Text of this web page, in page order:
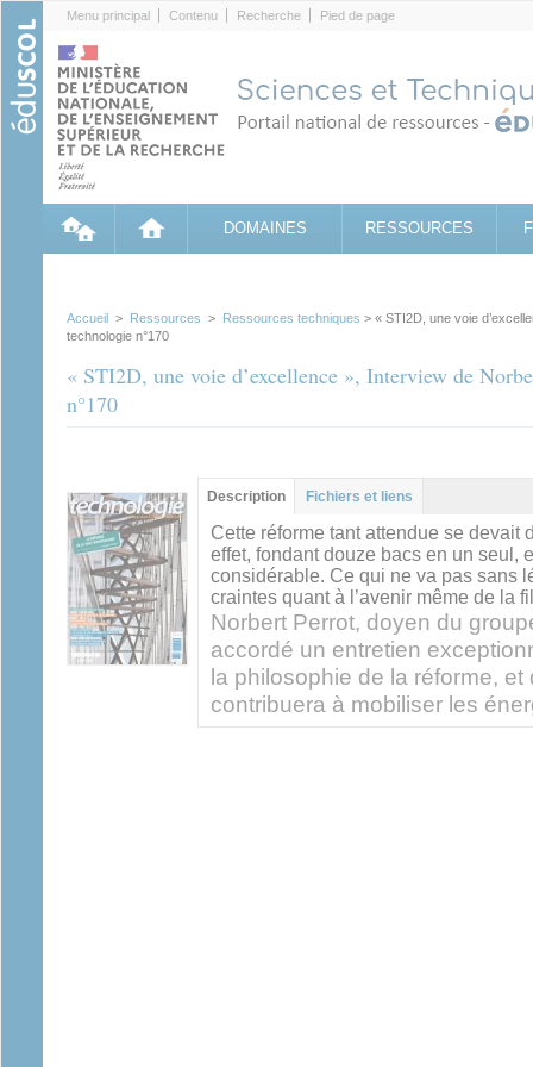
Menu principal Contenu Recherche Pied de page
DOMAINES RESSOURCES
Accueil > Ressources > Ressources techniques > « STI2D, une voie
technologie n°170
« STI2D, une voie d’excellence », Interview de
n°170
Groupe principal
Description (onglet
actif)
Fichiers et liens
Cette réforme tant attendue se devait
effet, fondant douze bacs en un seul,
considérable. Ce qui ne va pas sans
craintes quant à l’avenir même de la
Norbert Perrot, doyen du
accordé un entretien
la philosophie de la réforme, et
contribuera à mobiliser les